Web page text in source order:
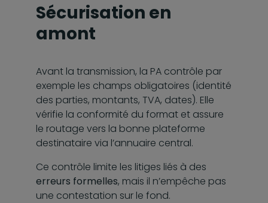
Sécurisation en
amont
Avant la transmission, la PA contrôle par
exemple les champs obligatoires (identité
des parties, montants, TVA, dates). Elle
vérifie la conformité du format et assure
le routage vers la bonne plateforme
destinataire via l’annuaire central.
Ce contrôle limite les litiges liés à des
erreurs formelles, mais il n’empêche pas
une contestation sur le fond.